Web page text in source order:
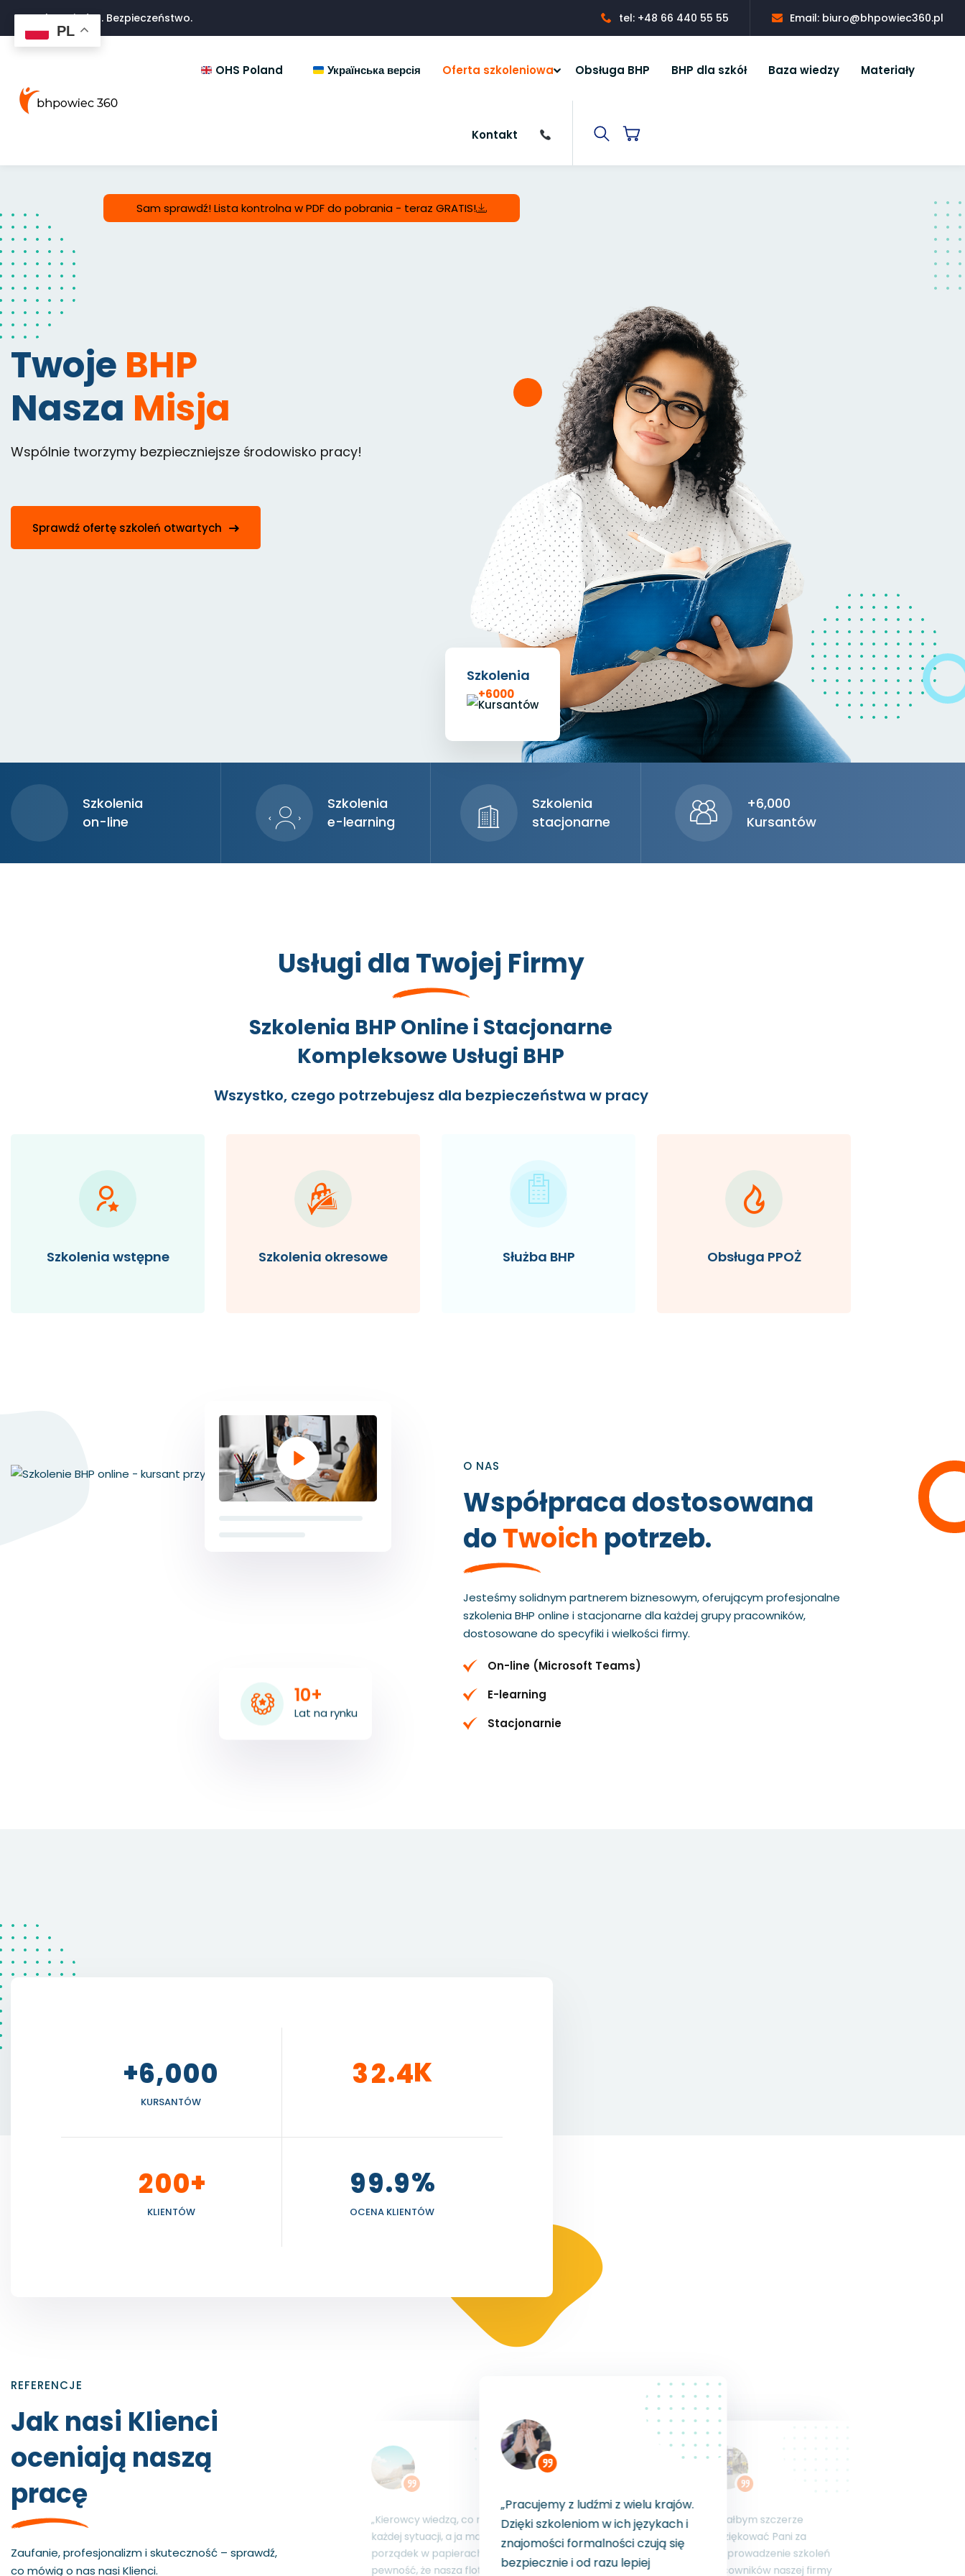
Troska. Wiedza. Bezpieczeństwo. tel: +48 66 440 55 55 Email: biuro@bhpowiec360.pl
OHS Poland Українська версія Oferta szkoleniowa Obsługa BHP BHP dla szkół Baza wiedzy Materiały
Kontakt
Sam sprawdź! Lista kontrolna w PDF do pobrania - teraz GRATIS!
Twoje BHP
Nasza Misja
Wspólnie tworzymy bezpieczniejsze środowisko pracy!
Sprawdź ofertę szkoleń otwartych
Szkolenia
+6000
Kursantów
Szkolenia
on-line
Szkolenia
e-learning
Szkolenia
stacjonarne
+6,000
Kursantów
Usługi dla Twojej Firmy
Szkolenia BHP Online i Stacjonarne
Kompleksowe Usługi BHP
Wszystko, czego potrzebujesz dla bezpieczeństwa w pracy
Szkolenia wstępne Szkolenia okresowe Służba BHP Obsługa PPOŻ
10+
Lat na rynku
O NAS
Współpraca dostosowana
doTwoich potrzeb.
Jesteśmy solidnym partnerem biznesowym, oferującym profesjonalne
szkolenia BHP online i stacjonarne dla każdej grupy pracowników,
dostosowane do specyfiki i wielkości firmy.
On-line (Microsoft Teams)
E-learning
Stacjonarnie
+6,000
KURSANTÓW
32.4K
200+
KLIENTÓW
99.9%
OCENA KLIENTÓW
REFERENCJE
Jak nasi Klienci
oceniają naszą
pracę
Zaufanie, profesjonalizm i skuteczność – sprawdź,
co mówią o nas nasi Klienci.„Od lat możemy liczyć na
Najważniejsze, że dostosowują się
Państwo do nas. Szkolenia robimy
„Kierowcy wiedzą, co robić w
każdej sytuacji, a ja mam
porządek w papierach. To
pewność, że nasza flota jest
„Pracujemy z ludźmi z wielu krajów.
Dzięki szkoleniom w ich językach i
znajomości formalności czują się
bezpiecznie i od razu lepiej
Chciałbym szczerze
podziękować Pani za
przeprowadzenie szkoleń
pracowników naszej firmy
„Od lat możemy liczyć na
kompleksowe wsparcie – od
PL